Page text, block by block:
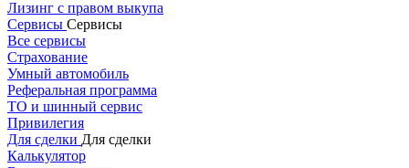
Лизинг с правом выкупа
Сервисы Сервисы
Все сервисы
Страхование
Умный автомобиль
Реферальная программа
ТО и шинный сервис
Привилегия
Для сделки Для сделки
Калькулятор